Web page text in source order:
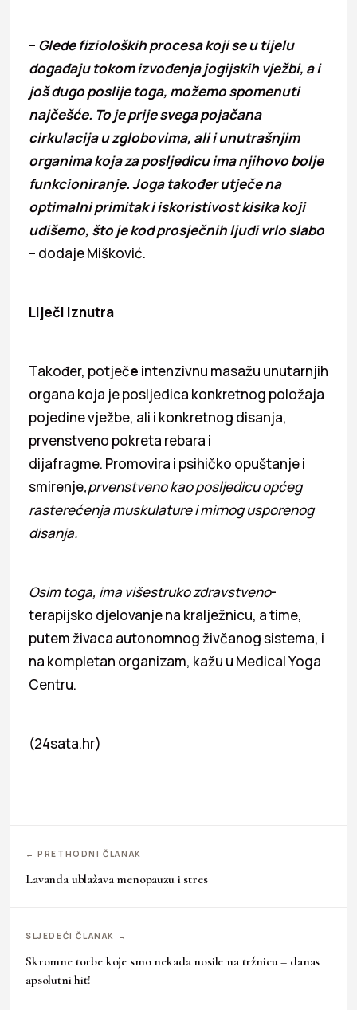
– Glede fizioloških procesa koji se u tijelu
događaju tokom izvođenja jogijskih vježbi, a i
još dugo poslije toga, možemo spomenuti
najčešće. To je prije svega pojačana
cirkulacija u zglobovima, ali i unutrašnjim
organima koja za posljedicu ima njihovo bolje
funkcioniranje. Joga također utječe na
optimalni primitak i iskoristivost kisika koji
udišemo, što je kod prosječnih ljudi vrlo slabo
– dodaje Mišković.
Liječi iznutra
Također, potječe intenzivnu masažu unutarnjih
organa koja je posljedica konkretnog položaja
pojedine vježbe, ali i konkretnog disanja,
prvenstveno pokreta rebara i
dijafragme. Promovira i psihičko opuštanje i
smirenje,prvenstveno kao posljedicu općeg
rasterećenja muskulature i mirnog usporenog
disanja.
Osim toga, ima višestruko zdravstveno-
terapijsko djelovanje na kralježnicu, a time,
putem živaca autonomnog živčanog sistema, i
na kompletan organizam, kažu u Medical Yoga
Centru.
(24sata.hr)
← PRETHODNI ČLANAK
Lavanda ublažava menopauzu i stres
SLJEDEĆI ČLANAK →
Skromne torbe koje smo nekada nosile na tržnicu – danas
apsolutni hit!